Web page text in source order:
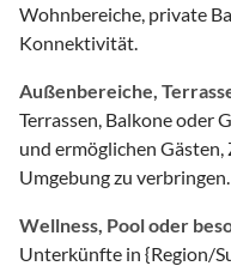
Wohnbereiche, private
Konnektivität.
Außenbereiche,
Terrassen, Balkone oder
und ermöglichen
Umgebung zu verbringen.
Wellness, Pool oder
Unterkünfte in {Region/